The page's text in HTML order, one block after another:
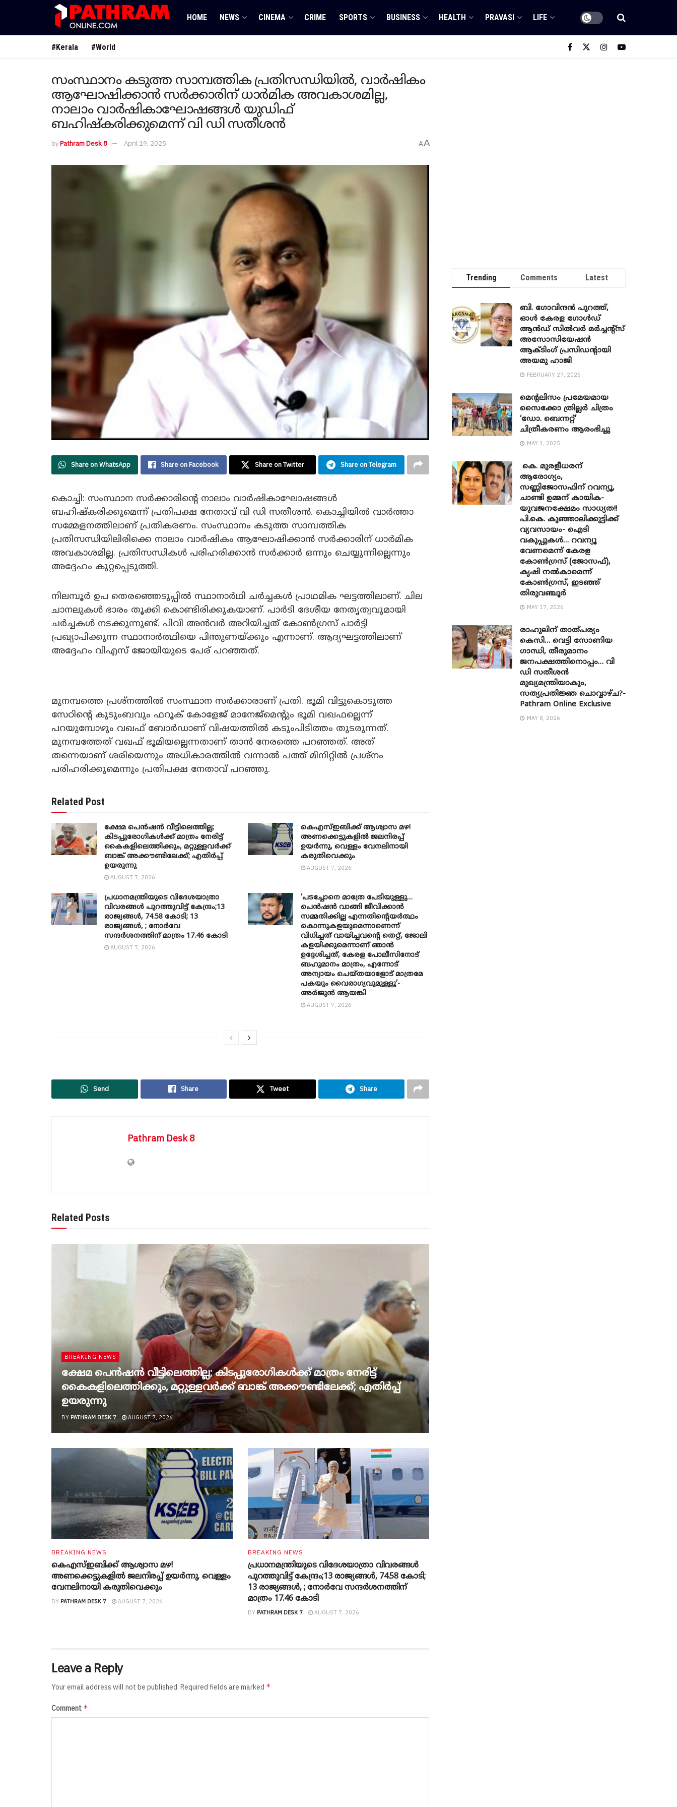
HOME NEWS CINEMA CRIME SPORTS BUSINESS HEALTH PRAVASI LIFE
#Kerala #World
സംസ്ഥാനം കടുത്ത സാമ്പത്തിക പ്രതിസന്ധിയിൽ, വാർഷികം
ആഘോഷിക്കാൻ സർക്കാരിന് ധാർമിക അവകാശമില്ല,
നാലാം വാർഷികാഘോഷങ്ങൾ യുഡിഫ്
ബഹിഷ്കരിക്കുമെന്ന് വി ഡി സതീശൻ
byPathram Desk 8 April 19, 2025 AA
Share on WhatsApp Share on Facebook Share on Twitter Share on Telegram
കൊച്ചി: സംസ്ഥാന സർക്കാരിൻ്റെ നാലാം വാർഷികാഘോഷങ്ങൾ
ബഹിഷ്‌കരിക്കുമെന്ന് പ്രതിപക്ഷ നേതാവ് വി ഡി സതീശൻ. കൊച്ചിയിൽ വാർത്താ
സമ്മേളനത്തിലാണ് പ്രതികരണം. സംസ്ഥാനം കടുത്ത സാമ്പത്തിക
പ്രതിസന്ധിയിലിരിക്കെ നാലാം വാർഷികം ആഘോഷിക്കാൻ സർക്കാരിന് ധാർമിക
അവകാശമില്ല. പ്രതിസന്ധികൾ പരിഹരിക്കാൻ സർക്കാർ ഒന്നും ചെയ്യുന്നില്ലെന്നും
അദ്ദേഹം കുറ്റപ്പെടുത്തി.
നിലമ്പൂർ ഉപ തെരഞ്ഞെടുപ്പിൽ സ്ഥാനാർഥി ചർച്ചകൾ പ്രാഥമിക ഘട്ടത്തിലാണ്. ചില
ചാനലുകൾ ഭാരം തൂക്കി കൊണ്ടിരിക്കുകയാണ്. പാർടി ദേശീയ നേതൃത്വവുമായി
ചർച്ചകൾ നടക്കുന്നുണ്ട്. പിവി അൻവർ അറിയിച്ചത് കോൺഗ്രസ് പാർട്ടി
പ്രഖ്യാപിക്കുന്ന സ്ഥാനാർത്ഥിയെ പിന്തുണയ്ക്കും എന്നാണ്. ആദ്യഘട്ടത്തിലാണ്
അദ്ദേഹം വിഎസ് ജോയിയുടെ പേര് പറഞ്ഞത്.
മുനമ്പത്തെ പ്രശ്നത്തിൽ സംസ്ഥാന സർക്കാരാണ് പ്രതി. ഭൂമി വിട്ടുകൊടുത്ത
സേഠിൻ്റെ കുടുംബവും ഫറൂക് കോളേജ് മാനേജ്മെന്റും ഭൂമി വഖഫല്ലെന്ന്
പറയുമ്പോഴും വഖഫ് ബോർഡാണ് വിഷയത്തിൽ കടുംപിടിത്തം തുടരുന്നത്.
മുനമ്പത്തേത് വഖഫ് ഭൂമിയല്ലെന്നതാണ് താൻ നേരത്തെ പറഞ്ഞത്. അത്
തന്നെയാണ് ശരിയെന്നും അധികാരത്തിൽ വന്നാൽ പത്ത് മിനിറ്റിൽ പ്രശ്നം
പരിഹരിക്കുമെന്നും പ്രതിപക്ഷ നേതാവ് പറഞ്ഞു.
Related Post
ക്ഷേമ പെൻഷൻ വീട്ടിലെത്തില്ല;
കിടപ്പുരോഗികൾക്ക് മാത്രം നേരിട്ട്
കൈകളിലെത്തിക്കും, മറ്റുള്ളവർക്ക്
ബാങ്ക് അക്കൗണ്ടിലേക്ക്; എതിർപ്പ്
ഉയരുന്നു
AUGUST 7, 2026
കെഎസ്ഇബിക്ക് ആശ്വാസ മഴ!
അണക്കെട്ടുകളിൽ ജലനിരപ്പ്
ഉയർന്നു, വെള്ളം വേനലിനായി
കരുതിവെക്കും
AUGUST 7, 2026
പ്രധാനമന്ത്രിയുടെ വിദേശയാത്രാ
വിവരങ്ങൾ പുറത്തുവിട്ട് കേന്ദ്രം;13
രാജ്യങ്ങൾ, 74.58 കോടി; 13
രാജ്യങ്ങൾ, ; നോർവേ
സന്ദർശനത്തിന് മാത്രം 17.46 കോടി
AUGUST 7, 2026
‘പടച്ചോനെ മാത്രേ പേടിയുള്ളു…
പെൻഷൻ വാങ്ങി ജീവിക്കാൻ
സമ്മതിക്കില്ല എന്നതിന്റെയർത്ഥം
കൊന്നുകളയുമെന്നാണെന്ന്
വിധിച്ചത് വായിച്ചവന്റെ തെറ്റ്, ജോലി
കളയിക്കുമെന്നാണ് ഞാൻ
ഉദ്ദേശിച്ചത്, കേരള പോലീസിനോട്
ബഹുമാനം മാത്രം, എന്നോട്
അന്യായം ചെയ്തയാളോട് മാത്രമേ
പകയും വൈരാഗ്യവുമുള്ളൂ’-
അർജുൻ ആയങ്കി
AUGUST 7, 2026
Send Share Tweet Share
Pathram Desk 8
Related Posts
BREAKING NEWS
ക്ഷേമ പെൻഷൻ വീട്ടിലെത്തില്ല; കിടപ്പുരോഗികൾക്ക് മാത്രം നേരിട്ട്
കൈകളിലെത്തിക്കും, മറ്റുള്ളവർക്ക് ബാങ്ക് അക്കൗണ്ടിലേക്ക്; എതിർപ്പ്
ഉയരുന്നു
BY PATHRAM DESK 7 AUGUST 7, 2026
BREAKING NEWS
കെഎസ്ഇബിക്ക് ആശ്വാസ മഴ!
അണക്കെട്ടുകളിൽ ജലനിരപ്പ് ഉയർന്നു, വെള്ളം
വേനലിനായി കരുതിവെക്കും
BY PATHRAM DESK 7 AUGUST 7, 2026
BREAKING NEWS
പ്രധാനമന്ത്രിയുടെ വിദേശയാത്രാ വിവരങ്ങൾ
പുറത്തുവിട്ട് കേന്ദ്രം;13 രാജ്യങ്ങൾ, 74.58 കോടി;
13 രാജ്യങ്ങൾ, ; നോർവേ സന്ദർശനത്തിന്
മാത്രം 17.46 കോടി
BY PATHRAM DESK 7 AUGUST 7, 2026
Leave a Reply
Your email address will not be published. Required fields are marked *
Comment *
Trending Comments Latest
ബി. ​ഗോവിന്ദൻ പുറത്ത്,
ഓൾ കേരള ഗോൾഡ്
ആൻഡ് സിൽവർ മർച്ചന്റ്സ്
അസോസിയേഷൻ
ആക്ടിംഗ് പ്രസിഡന്റായി
അയമു ഹാജി
FEBRUARY 27, 2025
മെന്‍റലിസം പ്രമേയമായ
സൈക്കോ ത്രില്ലർ ചിത്രം
‘ഡോ. ബെന്നറ്റ്’
ചിത്രീകരണം ആരംഭിച്ചു
MAY 1, 2025
കെ. മുരളീധരന്
ആരോഗ്യം,
സണ്ണിജോസഫിന് റവന്യൂ,
ചാണ്ടി ഉമ്മന് കായിക-
യുവജനക്ഷേമം സാധ്യത!!
പി.കെ. കുഞ്ഞാലിക്കുട്ടിക്ക്
വ്യവസായം- ഐടി
വകുപ്പുകൾ… റവന്യൂ
വേണമെന്ന് കേരള
കോൺഗ്രസ് (ജോസഫ്),
കൃഷി നൽകാമെന്ന്
കോൺഗ്രസ്, ഇടഞ്ഞ്
തിരുവഞ്ചൂർ
MAY 17, 2026
രാഹുലിന് താത്പര്യം
കെസി… വെട്ടി സോണിയ ​
ഗാന്ധി, തീരുമാനം
ജനപക്ഷത്തിനൊപ്പം… വി
ഡി സതീശൻ
മുഖ്യമന്ത്രിയാകും,
സത്യപ്രതിജ്ഞ ചൊവ്വാഴ്ച?-
Pathram Online Exclusive
MAY 8, 2026